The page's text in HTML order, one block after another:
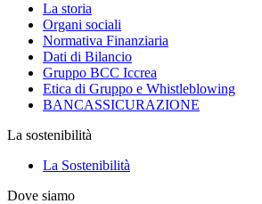
La storia
Organi sociali
Normativa Finanziaria
Dati di Bilancio
Gruppo BCC Iccrea
Etica di Gruppo e Whistleblowing
BANCASSICURAZIONE
La sostenibilità
La Sostenibilità
Dove siamo